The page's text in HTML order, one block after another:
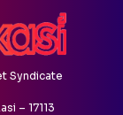
Syndicate
– 17113